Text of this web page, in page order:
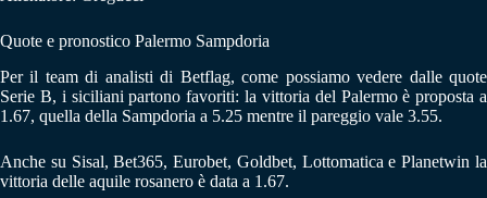
Quote e pronostico Palermo Sampdoria
Per il team di analisti di Betflag, come possiamo vedere dalle quote
Serie B, i siciliani partono favoriti: la vittoria del Palermo è proposta a
1.67, quella della Sampdoria a 5.25 mentre il pareggio vale 3.55.
Anche su Sisal, Bet365, Eurobet, Goldbet, Lottomatica e Planetwin la
vittoria delle aquile rosanero è data a 1.67.